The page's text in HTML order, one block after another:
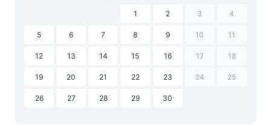
1 2 3 4
5 6 7 8 9 10 11
12 13 14 15 16 17 18
19 20 21 22 23 24 25
26 27 28 29 30